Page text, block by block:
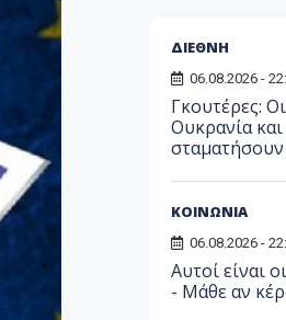
ΔΙΕΘΝΗ
06.08.2026 -
Γκουτέρες:
Ουκρανία
ΚΟΙΝΩΝΙΑ
06.08.2026 -
Αυτοί είναι
- Μάθε αν